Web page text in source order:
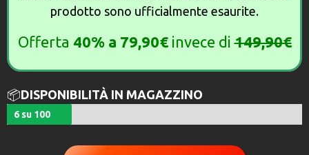
prodotto sono ufficialmente esaurite.
Offerta 40%a 79,90€ invece di149,90€
📦DISPONIBILITÀ IN MAGAZZINO
6 su 100